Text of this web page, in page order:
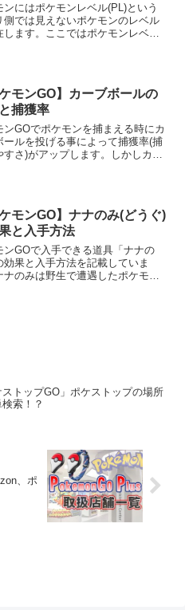
ンにはポケモンレベル(PL)という
側では見えないポケモンのレベル
します。ここではポケモンレベル
ケモンGO】カーブボールの
捕獲率
ンGOでポケモンを捕まえる時にカ
ールを投げる事によって捕獲率(捕
すさ)がアップします。しかしカー
ケモンGO】ナナのみ(どうぐ)
と入手方法
ンGOで入手できる道具「ナナの
効果と入手方法を記載していま
ナのみは野生で遭遇したポケモン
ストップGO」ポケストップの場所
索！？
、ポ